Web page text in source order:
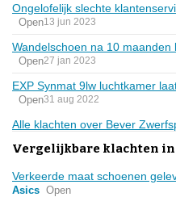
Ongelofelijk slechte
Open13 jun 2023
Wandelschoen na 10 maanden
Open27 jan 2023
EXP Synmat 9lw luchtkamer
Open31 aug 2022
Alle klachten over Bever
Vergelijkbare klachten
Verkeerde maat schoenen
Asics Open